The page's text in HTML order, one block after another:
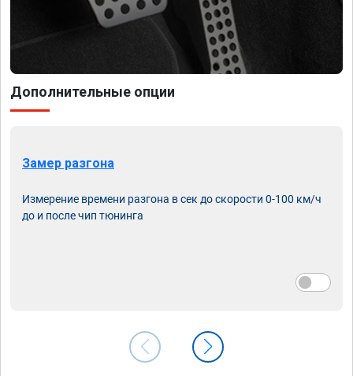
Дополнительные опции
Замер разгона
Измерение времени разгона в сек до скорости 0-100 км/ч
до и после чип тюнинга